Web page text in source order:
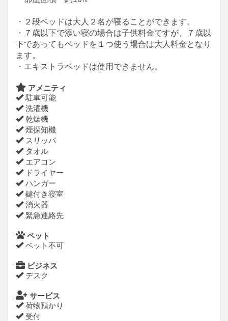
・２段ベッドは大人２名が寝ることができます。
・７歳以下で添い寝の場合は子供料金ですが、７歳以
下であってもベッドを１つ使う場合は大人料金となり
ます。
・エキストラベッドは使用できません。
アメニティ
駐車可能
洗濯機
乾燥機
煙探知機
スリッパ
タオル
エアコン
ドライヤー
ハンガー
鍵付き寝室
消火器
緊急連絡先
ペット
ペット不可
ビジネス
デスク
サービス
荷物預かり
受付